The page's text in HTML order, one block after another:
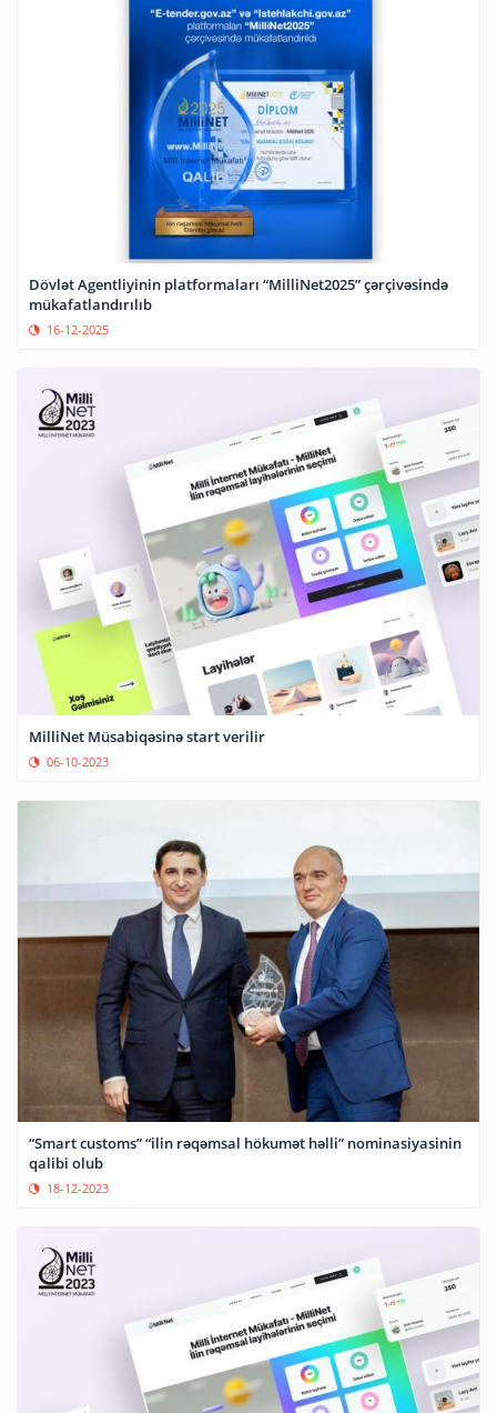
Dövlət Agentliyinin platformaları “MilliNet2025” çərçivəsində
mükafatlandırılıb
16-12-2025
MilliNet Müsabiqəsinə start verilir
06-10-2023
“Smart customs” “ilin rəqəmsal hökumət həlli” nominasiyasinin
qalibi olub
18-12-2023